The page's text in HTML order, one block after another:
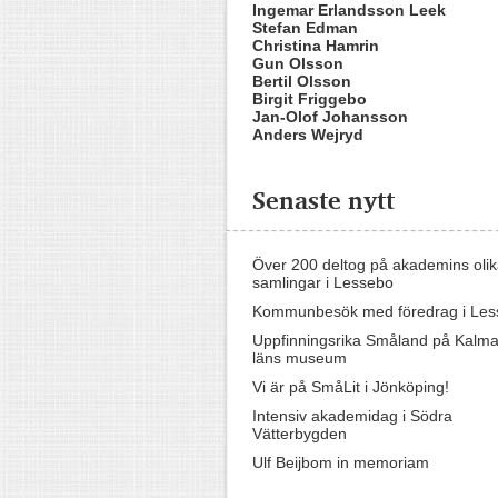
Ingemar Erlandsson Leek
Stefan Edman
Christina Hamrin
Gun Olsson
Bertil Olsson
Birgit Friggebo
Jan-Olof Johansson
Anders Wejryd
Senaste nytt
Över 200 deltog på akademins
samlingar i Lessebo
Kommunbesök med föredrag i
Uppfinningsrika Småland på
läns museum
Vi är på SmåLit i Jönköping!
Intensiv akademidag i Södra
Vätterbygden
Ulf Beijbom in memoriam